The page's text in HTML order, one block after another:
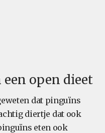
een open dieet
dat pinguïns
diertje dat ook
eten ook